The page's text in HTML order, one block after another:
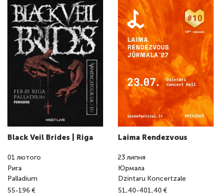
Black Veil Brides | Riga
01 лютого
Рига
Palladium
55-196 €
Laima Rendezvous
23 липня
Юрмала
Dzintaru Koncertzale
51,40-401,40 €